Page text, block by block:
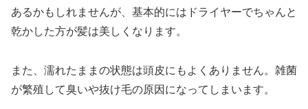
あるかもしれませんが、基本的にはドライヤーでちゃんと
乾かした方が髪は美しくなります。
また、濡れたままの状態は頭皮にもよくありません。雑菌
が繁殖して臭いや抜け毛の原因になってしまいます。